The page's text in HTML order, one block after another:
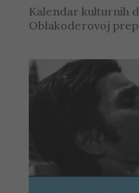
Kalendar kulturnih
Oblakoderovoj